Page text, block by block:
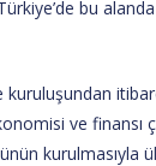
bu
ve finansı
kurulmasıyla